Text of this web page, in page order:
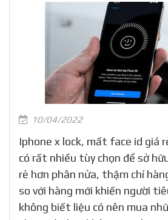
10/04/2022
Iphone x lock, mất face id giá
có rất nhiều tùy chọn để sở
rẻ hơn phân nửa, thậm chí
so với hàng mới khiến người
không biết liệu có nên mua